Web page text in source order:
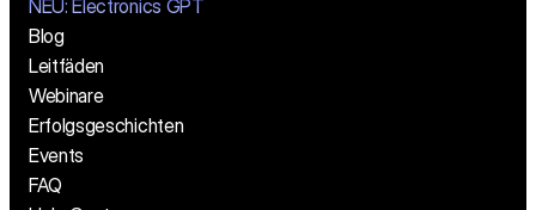
NEU: Electronics GPT
Blog
Leitfäden
Webinare
Erfolgsgeschichten
Events
FAQ